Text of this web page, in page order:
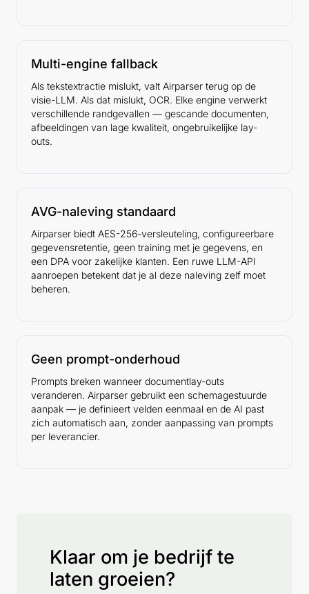
Multi-engine fallback
Als tekstextractie mislukt, valt Airparser terug op de
visie-LLM. Als dat mislukt, OCR. Elke engine verwerkt
verschillende randgevallen — gescande documenten,
afbeeldingen van lage kwaliteit, ongebruikelijke lay-
outs.
AVG-naleving standaard
Airparser biedt AES-256-versleuteling, configureerbare
gegevensretentie, geen training met je gegevens, en
een DPA voor zakelijke klanten. Een ruwe LLM-API
aanroepen betekent dat je al deze naleving zelf moet
beheren.
Geen prompt-onderhoud
Prompts breken wanneer documentlay-outs
veranderen. Airparser gebruikt een schemagestuurde
aanpak — je definieert velden eenmaal en de AI past
zich automatisch aan, zonder aanpassing van prompts
per leverancier.
Klaar om je bedrijf te
laten groeien?